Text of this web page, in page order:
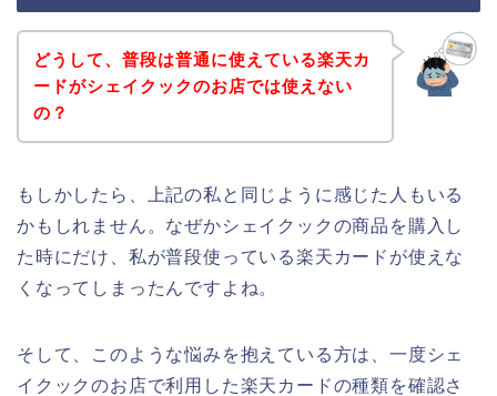
どうして、普段は普通に使えている楽天カ
ードがシェイクックのお店では使えない
の？
もしかしたら、上記の私と同じように感じた人もいる
かもしれません。なぜかシェイクックの商品を購入し
た時にだけ、私が普段使っている楽天カードが使えな
くなってしまったんですよね。
そして、このような悩みを抱えている方は、一度シェ
イクックのお店で利用した楽天カードの種類を確認さ